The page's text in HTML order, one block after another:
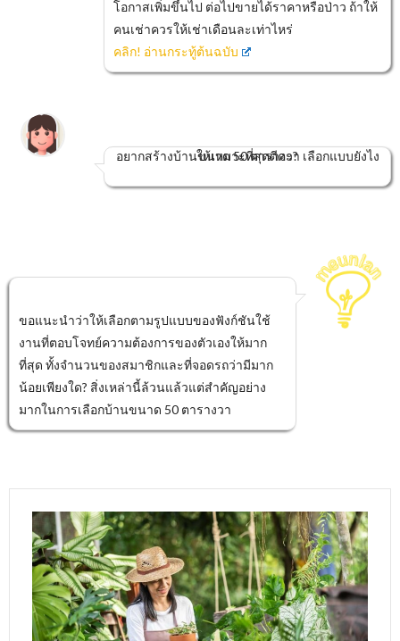
โอกาสเพิ่มขึ้นไป ต่อไปขายได้ราคาหรือป่าว ถ้าให้
คนเช่าควรให้เช่าเดือนละเท่าไหร่
คลิก! อ่านกระทู้ต้นฉบับ
อยากสร้างบ้านขนาด 50 ตารางวา เลือกแบบยังไงให้เหมาะที่สุดดีคะ?
ขอแนะนำว่าให้เลือกตามรูปแบบของฟังก์ชันใช้
งานที่ตอบโจทย์ความต้องการของตัวเองให้มาก
ที่สุด ทั้งจำนวนของสมาชิกและที่จอดรถว่ามีมาก
น้อยเพียงใด? สิ่งเหล่านี้ล้วนแล้วแต่สำคัญอย่าง
มากในการเลือกบ้านขนาด 50 ตารางวา